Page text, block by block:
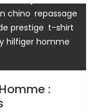
chino repassage
prestige t-shirt
hilfiger homme
: